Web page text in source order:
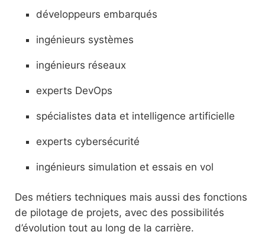
développeurs embarqués
ingénieurs systèmes
ingénieurs réseaux
experts DevOps
spécialistes data et intelligence artificielle
experts cybersécurité
ingénieurs simulation et essais en vol
Des métiers techniques mais aussi des fonctions
de pilotage de projets, avec des possibilités
d’évolution tout au long de la carrière.